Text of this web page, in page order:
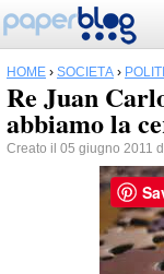
HOME › SOCIETÀ ›
Re Juan
abbiamo la
Creato il 05 giugno 2011